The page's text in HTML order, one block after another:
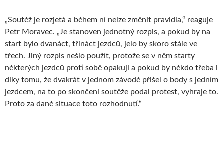
„Soutěž je rozjetá a během ní nelze změnit pravidla,“ reaguje
Petr Moravec. „Je stanoven jednotný rozpis, a pokud by na
start bylo dvanáct, třináct jezdců, jelo by skoro stále ve
třech. Jiný rozpis nešlo použít, protože se v něm starty
některých jezdců proti sobě opakují a pokud by někdo třeba i
díky tomu, že dvakrát v jednom závodě přišel o body s jedním
jezdcem, na to po skončení soutěže podal protest, vyhraje to.
Proto za dané situace toto rozhodnutí.“